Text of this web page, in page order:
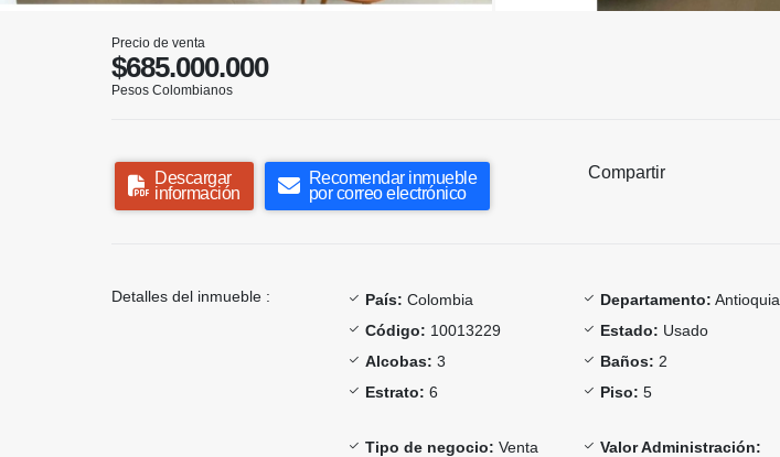
Precio de venta
$685.000.000
Pesos Colombianos
Descargar
información
Recomendar inmueble
por correo electrónico
Compartir
Detalles del inmueble : País: Colombia Departamento: Antioquia
Código: 10013229 Estado: Usado
Alcobas: 3 Baños: 2
Estrato: 6 Piso: 5
Tipo de negocio: Venta
Valor Administración: